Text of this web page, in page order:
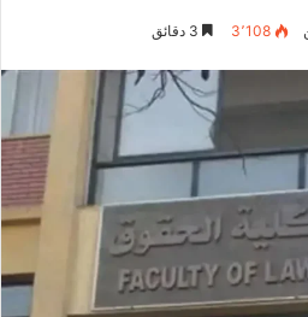
3٬108